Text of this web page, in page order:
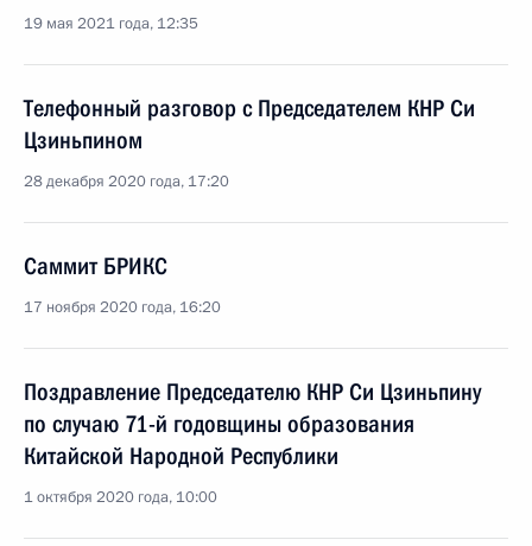
19 мая 2021 года, 12:35
Телефонный разговор с Председателем КНР Си
Цзиньпином
28 декабря 2020 года, 17:20
Саммит БРИКС
17 ноября 2020 года, 16:20
Поздравление Председателю КНР Си Цзиньпину
по случаю 71-й годовщины образования
Китайской Народной Республики
1 октября 2020 года, 10:00